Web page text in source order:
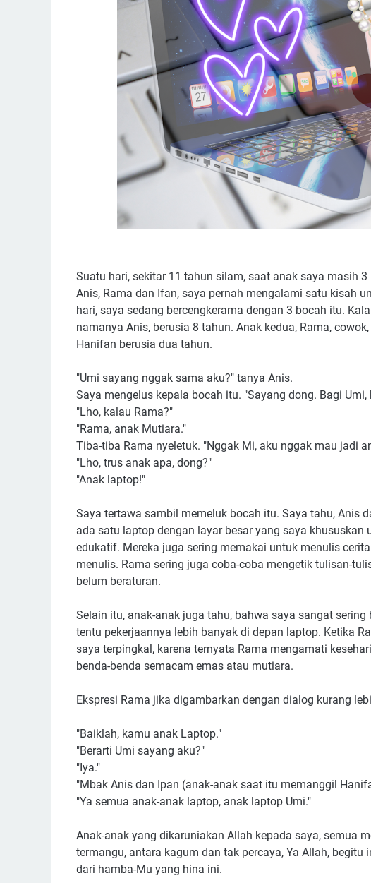
Suatu hari, sekitar 11 tahun silam, saat anak saya masih
Anis, Rama dan Ifan, saya pernah mengalami satu kisah
hari, saya sedang bercengkerama dengan 3 bocah itu.
namanya Anis, berusia 8 tahun. Anak kedua, Rama,
Hanifan berusia dua tahun.
"Umi sayang nggak sama aku?" tanya Anis.
Saya mengelus kepala bocah itu. "Sayang dong. Bagi
"Lho, kalau Rama?"
"Rama, anak Mutiara."
Tiba-tiba Rama nyeletuk. "Nggak Mi, aku nggak mau jadi
"Lho, trus anak apa, dong?"
"Anak laptop!"
Saya tertawa sambil memeluk bocah itu. Saya tahu, Anis
ada satu laptop dengan layar besar yang saya
edukatif. Mereka juga sering memakai untuk menulis
menulis. Rama sering juga coba-coba mengetik tulisan-
belum beraturan.
Selain itu, anak-anak juga tahu, bahwa saya sangat
tentu pekerjaannya lebih banyak di depan laptop. Ketika
saya terpingkal, karena ternyata Rama mengamati
benda-benda semacam emas atau mutiara.
Ekspresi Rama jika digambarkan dengan dialog kurang
"Baiklah, kamu anak Laptop."
"Berarti Umi sayang aku?"
"Iya."
"Mbak Anis dan Ipan (anak-anak saat itu memanggil
"Ya semua anak-anak laptop, anak laptop Umi."
Anak-anak yang dikaruniakan Allah kepada saya, semua
termangu, antara kagum dan tak percaya, Ya Allah,
dari hamba-Mu yang hina ini.